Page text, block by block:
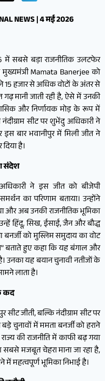
NEWS | 4 मई 2026
में सबसे बड़ा राजनीतिक उलटफेर
Mamata Banerjee को
15 हजार से अधिक वोटों के अंतर से
मानी जाती रही है, ऐसे में उनकी
और निर्णायक मोड़ के रूप में
सीट पर शुभेंदु अधिकारी ने
इस बार भवानीपुर में मिली जीत ने
है।
संदेश
ने इस जीत को बीजेपी
का परिणाम बताया। उन्होंने
और अब उनकी राजनीतिक भूमिका
हिंदू, सिख, ईसाई, जैन और बौद्ध
को मुस्लिम समुदाय का वोट
बताते हुए कहा कि यह बंगाल और
उनका यह बयान चुनावी नतीजों के
लाता है।
कद
जीती, बल्कि नंदीग्राम सीट पर
चुनावों में ममता बनर्जी को हराने
की राजनीति में काफी बढ़ गया
मजबूत चेहरा माना जा रहा है,
में महत्वपूर्ण भूमिका निभाई है।